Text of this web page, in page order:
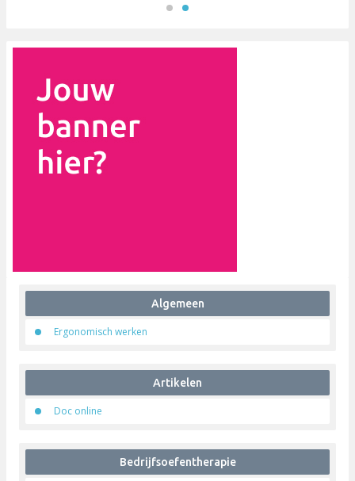
Algemeen
Ergonomisch werken
Artikelen
Doc online
Bedrijfsoefentherapie